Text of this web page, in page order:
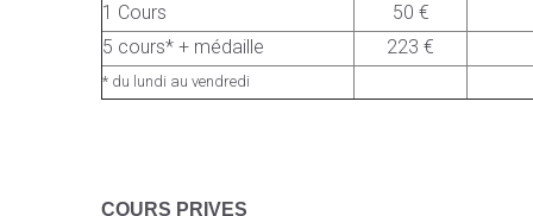
1 Cours
50 €
5 cours* + médaille
223 €
* du lundi au vendredi
COURS PRIVES